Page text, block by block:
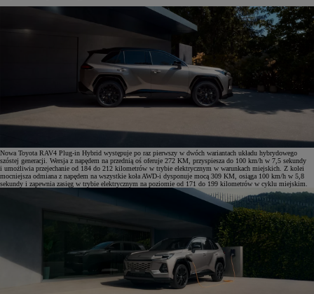
Nowa Toyota RAV4 Plug-in Hybrid występuje po raz pierwszy w dwóch wariantach układu hybrydowego
szóstej generacji. Wersja z napędem na przednią oś oferuje 272 KM, przyspiesza do 100 km/h w 7,5 sekundy
i umożliwia przejechanie od 184 do 212 kilometrów w trybie elektrycznym w warunkach miejskich. Z kolei
mocniejsza odmiana z napędem na wszystkie koła AWD-i dysponuje mocą 309 KM, osiąga 100 km/h w 5,8
sekundy i zapewnia zasięg w trybie elektrycznym na poziomie od 171 do 199 kilometrów w cyklu miejskim.